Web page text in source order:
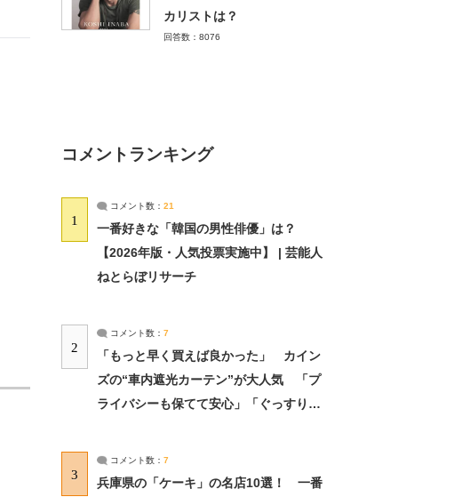
カリストは？
回答数：8076
コメントランキング
1
コメント数： 21
一番好きな「韓国の男性俳優」は？
【2026年版・人気投票実施中】 | 芸能人
ねとらぼリサーチ
2
コメント数： 7
「もっと早く買えば良かった」 カイン
ズの“車内遮光カーテン”が大人気 「プ
ライバシーも保てて安心」「ぐっすり眠
3
コメント数： 7
兵庫県の「ケーキ」の名店10選！ 一番